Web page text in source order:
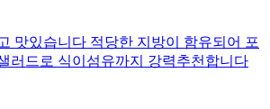
맛있습니다 적당한 지방이 함유되어 포
러드로 식이섬유까지 강력추천합니다